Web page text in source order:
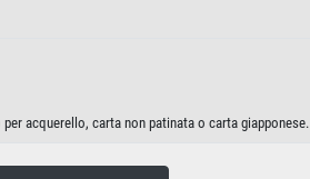
acquerello, carta non patinata o carta giapponese.